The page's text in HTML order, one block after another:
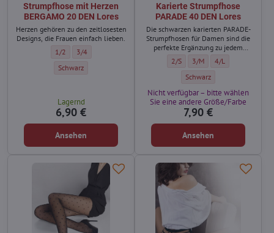
Strumpfhose mit Herzen
BERGAMO 20 DEN Lores
Herzen gehören zu den zeitlosesten
Designs, die Frauen einfach lieben.
Strumpfhose mit Herzen BERGAMO 20 DEN Lores - Größe:
1/2 Strumpfhose mit Herzen BERGAMO 20 DEN Lores - Größe:
3/4
Strumpfhose mit Herzen BERGAMO 20 DEN Lores - Farbe:
Schwarz
Lagernd
6,90 €
Ansehen
Karierte Strumpfhose
PARADE 40 DEN Lores
Die schwarzen karierten PARADE-
Strumpfhosen für Damen sind die
perfekte Ergänzung zu jedem
Klassik.
Karierte Strumpfhose PARADE
2/S Karierte Strumpfhose
3/M Karierte
4/L
Karierte Strumpfhose
Schwarz
Nicht verfügbar – bitte wählen
Sie eine andere Größe/Farbe
7,90 €
Ansehen